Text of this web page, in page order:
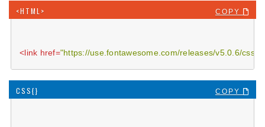
<link href="https://use.fontawesome.com/releases/v5.0.6/css/
COPY
COPY